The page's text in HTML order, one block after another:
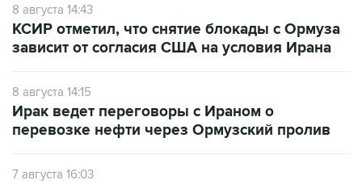
8 августа 14:43
КСИР отметил, что снятие блокады с Ормуза
зависит от согласия США на условия Ирана
8 августа 14:15
Ирак ведет переговоры с Ираном о
перевозке нефти через Ормузский пролив
7 августа 16:03